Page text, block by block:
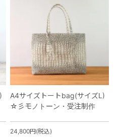
A4サイズトートbag(サイズL)
☆彡モノトーン・受注制作
24,800円(税込)